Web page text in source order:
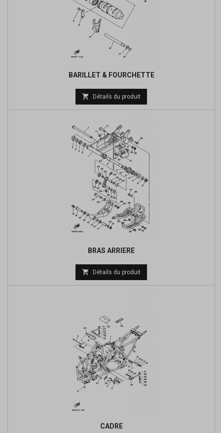
BARILLET & FOURCHETTE
 Détails du produit
BRAS ARRIERE
Prix
de
 Détails du produit
CADRE